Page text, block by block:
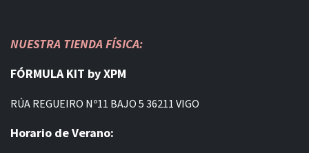
NUESTRA TIENDA FÍSICA:
FÓRMULA KIT by XPM
RÚA REGUEIRO Nº11 BAJO 5 36211 VIGO
Horario de Verano: